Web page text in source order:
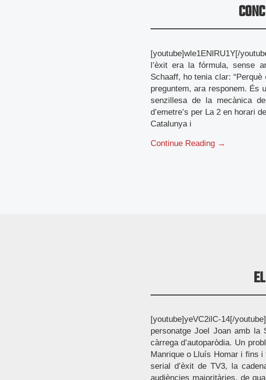
[youtube]wle1ENlRU1Y[/
l’èxit era la fórmula, sense
Schaaff, ho tenia clar:
preguntem, ara responem. És
senzillesa de la mecànica
d’emetre’s per La 2 en horari
Catalunya i
Continue Reading →
[youtube]yeVC2ilC-14[/
personatge Joel Joan amb la
càrrega d’autoparòdia. Un
Manrique o Lluís Homar i fins
serial d’èxit de TV3, la
audiències majoritàries, de